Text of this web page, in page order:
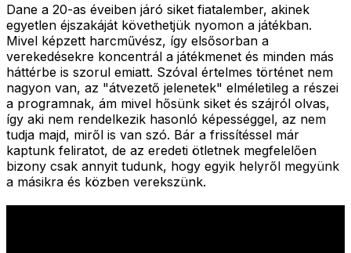
Dane a 20-as éveiben járó siket fiatalember, akinek
egyetlen éjszakáját követhetjük nyomon a játékban.
Mivel képzett harcművész, így elsősorban a
verekedésekre koncentrál a játékmenet és minden más
háttérbe is szorul emiatt. Szóval értelmes történet nem
nagyon van, az "átvezető jelenetek" elméletileg a részei
a programnak, ám mivel hősünk siket és szájról olvas,
így aki nem rendelkezik hasonló képességgel, az nem
tudja majd, miről is van szó. Bár a frissítéssel már
kaptunk feliratot, de az eredeti ötletnek megfelelően
bizony csak annyit tudunk, hogy egyik helyről megyünk
a másikra és közben verekszünk.